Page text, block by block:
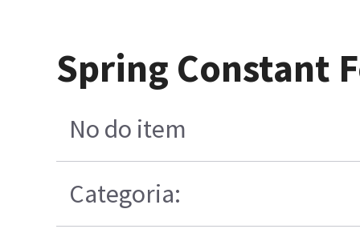
Spring Constant
No do item
Categoria: